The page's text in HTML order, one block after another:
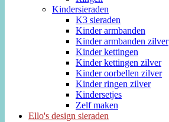
Kindersieraden
K3 sieraden
Kinder armbanden
Kinder armbanden zilver
Kinder kettingen
Kinder kettingen zilver
Kinder oorbellen zilver
Kinder ringen zilver
Kindersetjes
Zelf maken
Ello's design sieraden